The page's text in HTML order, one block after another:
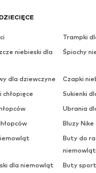
Trampki
niebieski dla
Śpiochy
dla dziewczyne
Czapki
chłopięce
Sukienki
Ubrania
Bluzy Nike
Buty do
niemowląt
dla niemowląt
Buty